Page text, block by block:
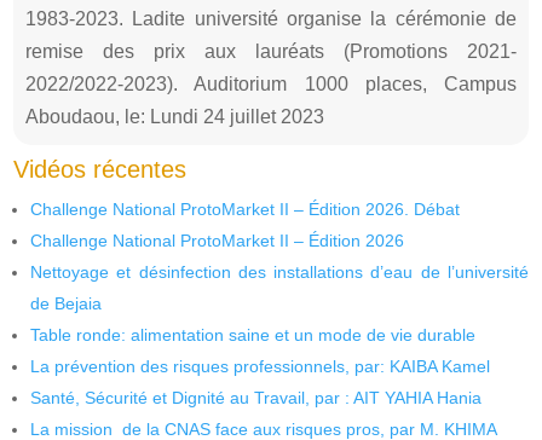
1983-2023. Ladite université organise la cérémonie de
remise des prix aux lauréats (Promotions 2021-
2022/2022-2023). Auditorium 1000 places, Campus
Aboudaou, le: Lundi 24 juillet 2023
Vidéos récentes
Challenge National ProtoMarket II – Édition 2026. Débat
Challenge National ProtoMarket II – Édition 2026
Nettoyage et désinfection des installations d’eau de l’université
de Bejaia
Table ronde: alimentation saine et un mode de vie durable
La prévention des risques professionnels, par: KAIBA Kamel
Santé, Sécurité et Dignité au Travail, par : AIT YAHIA Hania
La mission de la CNAS face aux risques pros, par M. KHIMA